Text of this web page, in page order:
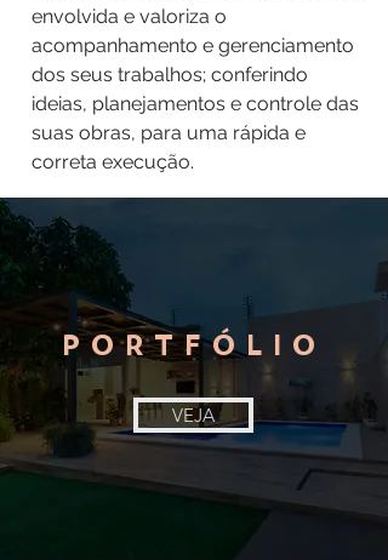
envolvida e valoriza o
acompanhamento e gerenciamento
dos seus trabalhos; conferindo
ideias, planejamentos e controle das
suas obras, para uma rápida e
correta execução.
PORTFÓLIO
VEJA